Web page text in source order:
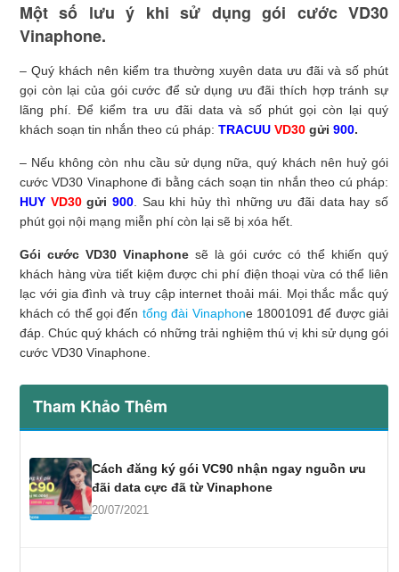
Một số lưu ý khi sử dụng gói cước VD30
Vinaphone.
– Quý khách nên kiểm tra thường xuyên data ưu đãi và số phút
gọi còn lại của gói cước để sử dụng ưu đãi thích hợp tránh sự
lãng phí. Để kiểm tra ưu đãi data và số phút gọi còn lại quý
khách soạn tin nhắn theo cú pháp: TRACUU VD30 gửi 900.
– Nếu không còn nhu cầu sử dụng nữa, quý khách nên huỷ gói
cước VD30 Vinaphone đi bằng cách soạn tin nhắn theo cú pháp:
HUY VD30gửi900. Sau khi hủy thì những ưu đãi data hay số
phút gọi nội mạng miễn phí còn lại sẽ bị xóa hết.
Gói cước VD30 Vinaphonesẽ là gói cước có thể khiến quý
khách hàng vừa tiết kiệm được chi phí điện thoại vừa có thể liên
lạc với gia đình và truy cập internet thoải mái. Mọi thắc mắc quý
khách có thể gọi đến tổng đài Vinaphone 18001091 để được giải
đáp. Chúc quý khách có những trải nghiệm thú vị khi sử dụng gói
cước VD30 Vinaphone.
Tham Khảo Thêm
Cách đăng ký gói VC90 nhận ngay nguồn ưu
đãi data cực đã từ Vinaphone
20/07/2021